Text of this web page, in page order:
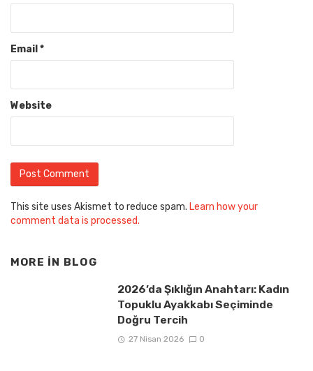
Email *
Website
This site uses Akismet to reduce spam. Learn how your
comment data is processed.
MORE IN BLOG
2026’da Şıklığın Anahtarı: Kadın
Topuklu Ayakkabı Seçiminde
Doğru Tercih
27 Nisan 2026 0